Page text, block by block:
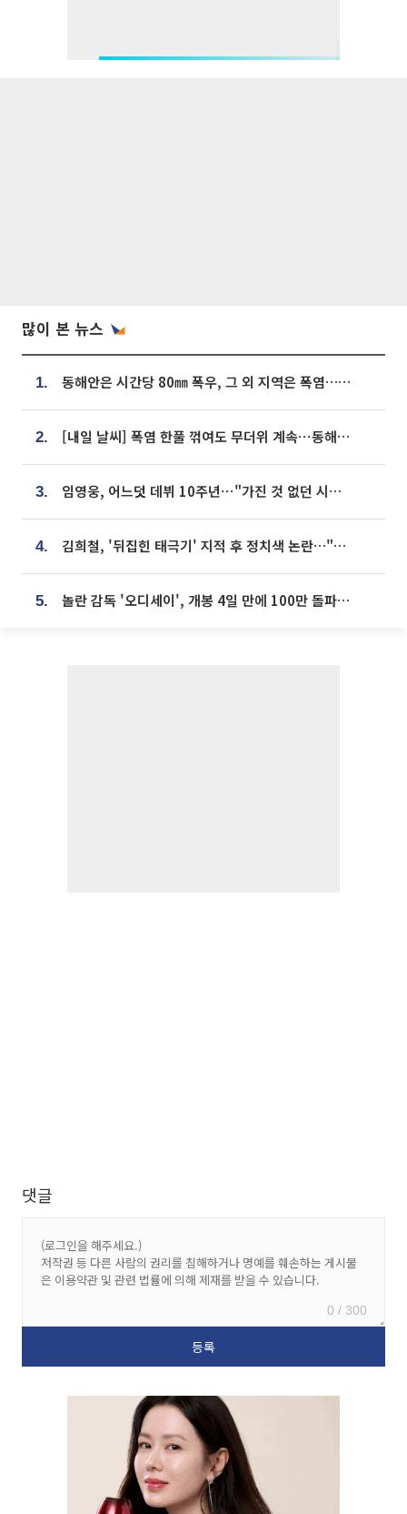
많이 본 뉴스
1. 동해안은 시간당 80㎜ 폭우, 그 외 지역은 폭염…‘극과 극 날씨’
2. [내일 날씨] 폭염 한풀 꺾여도 무더위 계속⋯동해안 이틀 연속 비
3. 임영웅, 어느덧 데뷔 10주년⋯"가진 것 없던 시절, 내 앞엔 20명의 팬뿐"
4. 김희철, '뒤집힌 태극기' 지적 후 정치색 논란…"좌우 떠나 우리나라 국기"
5. 놀란 감독 '오디세이', 개봉 4일 만에 100만 돌파⋯'왕사남' 보다 빠르다
댓글
0 / 300